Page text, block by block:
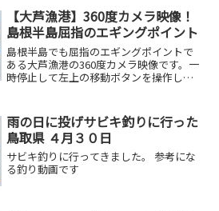
【大芦漁港】360度カメラ映像！
島根半島屈指のエギングポイント
島根半島でも屈指のエギングポイントで
ある大芦漁港の360度カメラ映像です。一
時停止して左上の移動ボタンを操作して
雨の日に投げサビキ釣りに行った
鳥取県 ４月３０日
サビキ釣りに行ってきました。 参考にな
る釣り動画です